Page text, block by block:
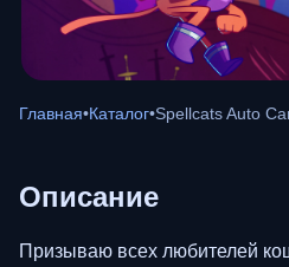
Главная•Каталог•Spellcats Auto
Описание
Призываю всех любителей